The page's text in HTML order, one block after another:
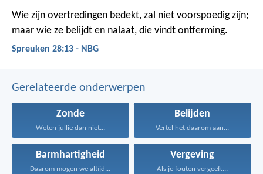
Wie zijn overtredingen bedekt, zal niet voorspoedig zijn;
maar wie ze belijdt en nalaat, die vindt ontferming.
Spreuken 28:13 - NBG
Gerelateerde onderwerpen
Zonde
Weten jullie dan niet...
Belijden
Vertel het daarom aan...
Barmhartigheid
Daarom mogen we altijd...
Vergeving
Als je fouten vergeeft...